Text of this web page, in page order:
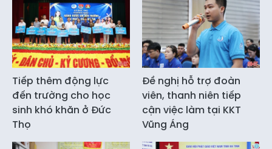
Tiếp thêm động lực
đến trường cho học
sinh khó khăn ở Đức
Thọ
Đề nghị hỗ trợ đoàn
viên, thanh niên tiếp
cận việc làm tại KKT
Vũng Áng